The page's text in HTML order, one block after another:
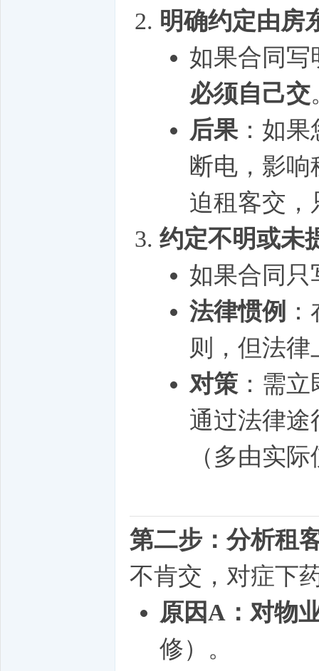
明确约定由房
如果合同写
必须自己交
后果 ：如
断电，影
迫租客交，
约定不明或未
如果合同只
法律惯例
则，但法
对策 ：需
通过法律途
（多由实
第二步：分析租
不肯交，对症下
原因A：对物
修）。